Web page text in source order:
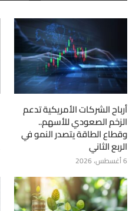
أرباح الشركات الأمريكية تدعم
الزخم الصعودي للأسهم..
وقطاع الطاقة يتصدر النمو في
الربع الثاني
6 أغسطس، 2026